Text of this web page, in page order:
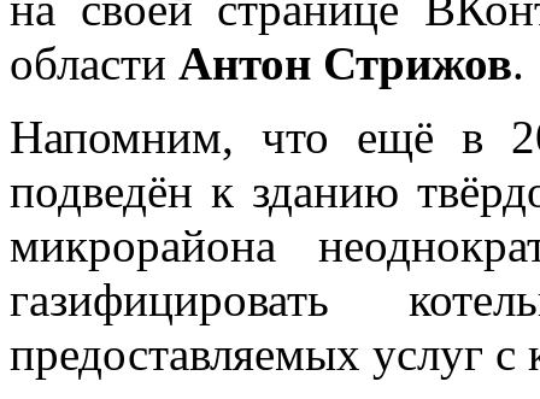
области Антон Стрижов.
Напомним, что ещё в
подведён к зданию
микрорайона
газифицировать
предоставляемых услуг